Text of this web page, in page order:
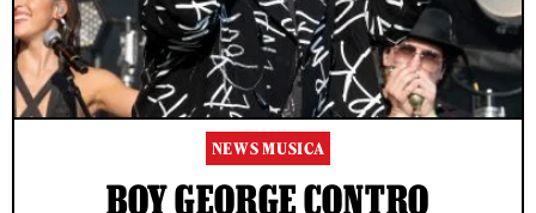
NEWS MUSICA
BOY GEORGE CONTRO